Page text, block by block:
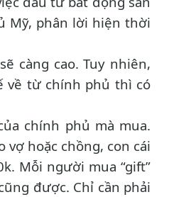
Mỹ, phân lời hiện thời
càng cao. Tuy nhiên,
về từ chính phủ thì có
chính phủ mà mua.
vợ hoặc chồng, con cái
Mỗi người mua “gift”
được. Chỉ cần phải